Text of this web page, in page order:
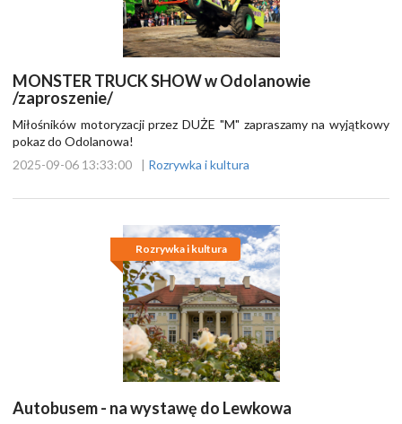
MONSTER TRUCK SHOW w Odolanowie
/zaproszenie/
Miłośników motoryzacji przez DUŻE "M" zapraszamy na wyjątkowy
pokaz do Odolanowa!
2025-09-06 13:33:00
| Rozrywka i kultura
Rozrywka i kultura
Autobusem - na wystawę do Lewkowa